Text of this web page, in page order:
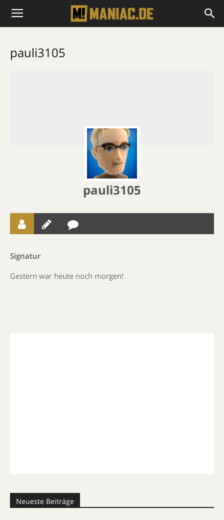
pauli3105
pauli3105
Signatur
Gestern war heute noch morgen!
Neueste Beiträge